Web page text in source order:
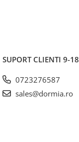
SUPORT CLIENTI 9-18
0723276587
sales@dormia.ro